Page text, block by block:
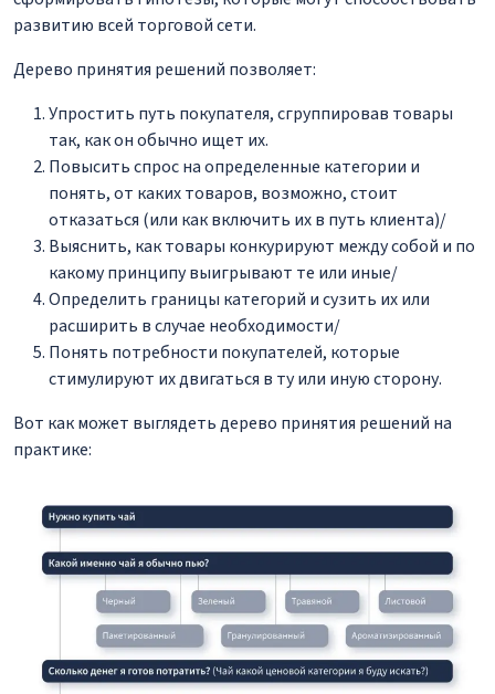
развитию всей торговой сети.
Дерево принятия решений позволяет:
Упростить путь покупателя, сгруппировав товары
так, как он обычно ищет их.
Повысить спрос на определенные категории и
понять, от каких товаров, возможно, стоит
отказаться (или как включить их в путь клиента)/
Выяснить, как товары конкурируют между собой и по
какому принципу выигрывают те или иные/
Определить границы категорий и сузить их или
расширить в случае необходимости/
Понять потребности покупателей, которые
стимулируют их двигаться в ту или иную сторону.
Вот как может выглядеть дерево принятия решений на
практике: